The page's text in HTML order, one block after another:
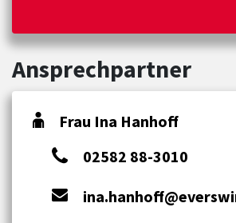
Ansprechpartner
Frau Ina Hanhoff
02582 88-3010